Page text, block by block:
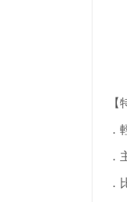
【
．
．
．